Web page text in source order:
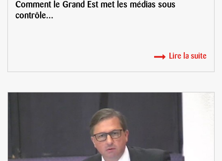
Comment le Grand Est met les médias sous
contrôle...
Lire la suite